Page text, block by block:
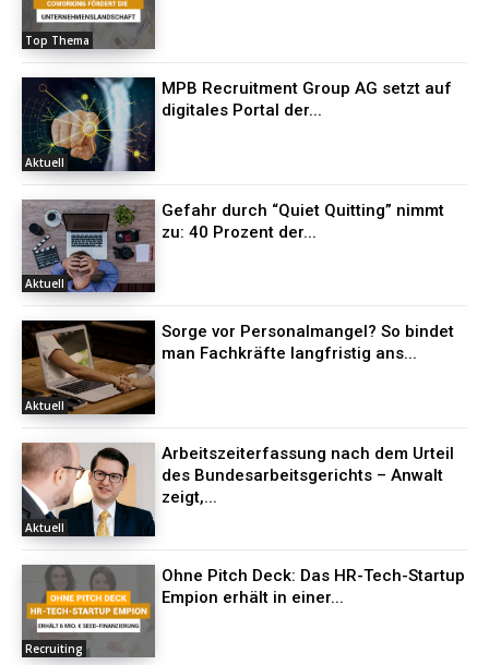
Top Thema
Aktuell
MPB Recruitment Group AG setzt auf
digitales Portal der...
Aktuell
Gefahr durch “Quiet Quitting” nimmt
zu: 40 Prozent der...
Aktuell
Sorge vor Personalmangel? So bindet
man Fachkräfte langfristig ans...
Aktuell
Arbeitszeiterfassung nach dem Urteil
des Bundesarbeitsgerichts – Anwalt
zeigt,...
Recruiting
Ohne Pitch Deck: Das HR-Tech-Startup
Empion erhält in einer...